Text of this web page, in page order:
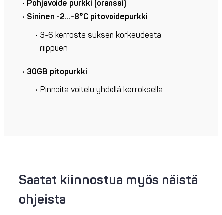
Pohjavoide purkki (oranssi)
Sininen -2…-8°C pitovoidepurkki
3-6 kerrosta suksen korkeudesta
riippuen
30GB pitopurkki
Pinnoita voitelu yhdellä kerroksella
Saatat kiinnostua myös näistä
ohjeista